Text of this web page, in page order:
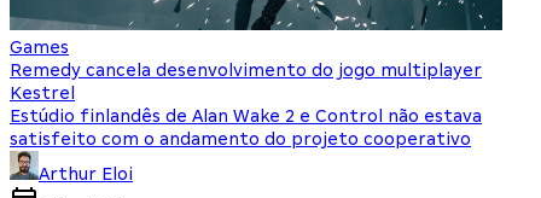
Games
Remedy cancela desenvolvimento do jogo multiplayer
Kestrel
Estúdio finlandês de Alan Wake 2 e Control não estava
satisfeito com o andamento do projeto cooperativo
Arthur Eloi